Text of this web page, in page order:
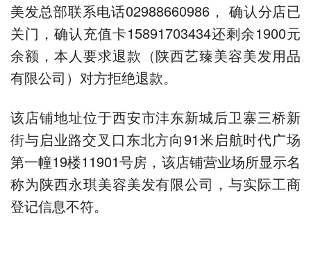
美发总部联系电话02988660986， 确认分店已
关门，确认充值卡15891703434还剩余1900元
余额，本人要求退款（陕西艺臻美容美发用品
有限公司）对方拒绝退款。
该店铺地址位于西安市沣东新城后卫寨三桥新
街与启业路交叉口东北方向91米启航时代广场
第一幢19楼11901号房，该店铺营业场所显示名
称为陕西永琪美容美发有限公司，与实际工商
登记信息不符。